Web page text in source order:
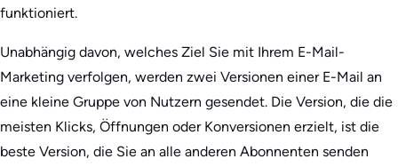
funktioniert.
Unabhängig davon, welches Ziel Sie mit Ihrem E-Mail-
Marketing verfolgen, werden zwei Versionen einer E-Mail an
eine kleine Gruppe von Nutzern gesendet. Die Version, die die
meisten Klicks, Öffnungen oder Konversionen erzielt, ist die
beste Version, die Sie an alle anderen Abonnenten senden